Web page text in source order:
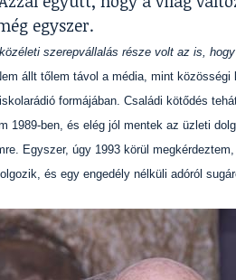
egyszer.
szerepvállalás része volt az is,
állt tőlem távol a média, mint
formájában. Családi kötődés
1989-ben, és elég jól mentek az üzleti
Egyszer, úgy 1993 körül
és egy engedély nélküli adóról